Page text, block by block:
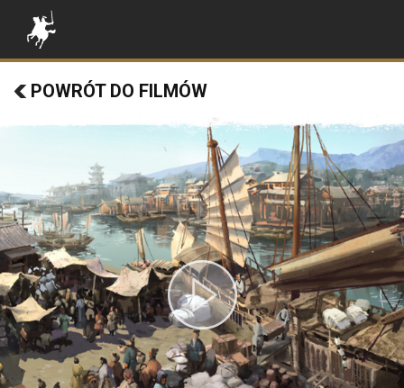
POWRÓT DO FILMÓW